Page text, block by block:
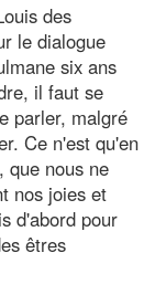
des
le dialogue
six ans
il faut se
parler, malgré
Ce n'est qu'en
que nous ne
nos joies et
d'abord pour
êtres